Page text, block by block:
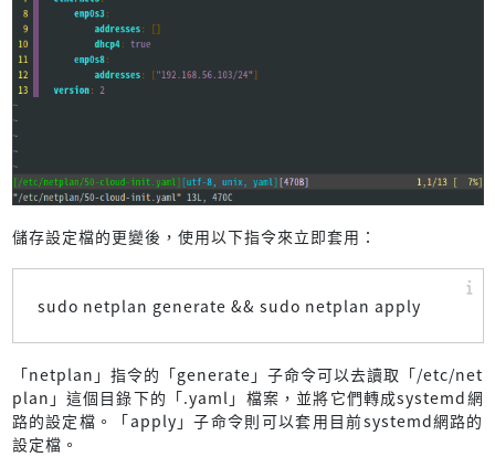
儲存設定檔的更變後，使用以下指令來立即套用：
sudo netplan generate && sudo netplan apply
「netplan」指令的「generate」子命令可以去讀取「/etc/net
plan」這個目錄下的「.yaml」檔案，並將它們轉成systemd網
路的設定檔。「apply」子命令則可以套用目前systemd網路的
設定檔。